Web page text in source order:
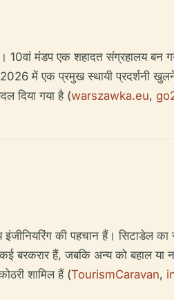
10वां मंडप एक शहादत संग्रहालय बन
2026 में एक प्रमुख स्थायी प्रदर्शनी
दिया गया है (warszawka.eu,
इंजीनियरिंग की पहचान हैं। सिटाडेल
हैं, जबकि अन्य को बहाल या
शामिल हैं (TourismCaravan,